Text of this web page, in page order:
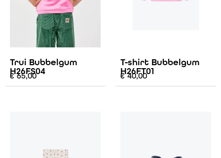
Trui Bubbelgum
H26FS04
€65,00
T-shirt Bubbelgum
H26FT01
€40,00